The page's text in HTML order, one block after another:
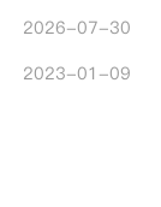
2026-07-30
2023-01-09